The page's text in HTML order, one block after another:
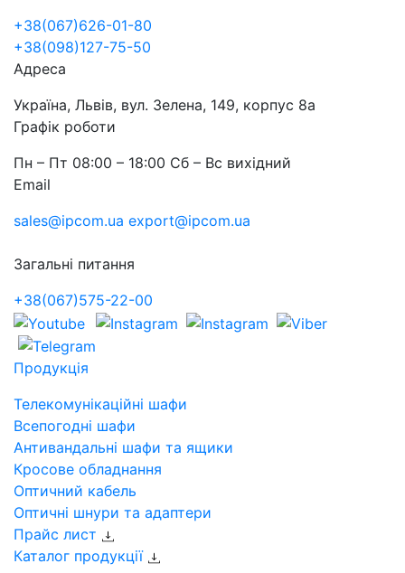
+38(067)626-01-80
+38(098)127-75-50
Адреса
Україна, Львів, вул. Зелена, 149, корпус 8а
Графік роботи
Пн – Пт 08:00 – 18:00 Сб – Вс вихідний
Email
sales@ipcom.ua export@ipcom.ua
Загальні питання
+38(067)575-22-00
Продукція
Телекомунікаційні шафи
Всепогодні шафи
Антивандальні шафи та ящики
Кросове обладнання
Оптичний кабель
Оптичні шнури та адаптери
Прайс лист
Каталог продукції